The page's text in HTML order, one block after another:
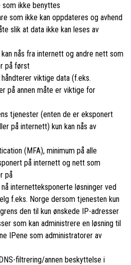
som ikke benyttes
som ikke kan oppdateres og avhend
slik at data ikke kan leses av
nås fra internett og andre nett som
på først
viktige data (f.eks.
på annen måte er viktige for
tjenester (enten de er eksponert
på internett) kun kan nås av
(MFA), minimum på alle
på internett og nett som
på
internetteksponerte løsninger ved
f.eks. Norge dersom tjenesten kun
den til kun ønskede IP-adresser
som kan administrere en løsning til
IPene som administratorer av
filtrering/annen beskyttelse i